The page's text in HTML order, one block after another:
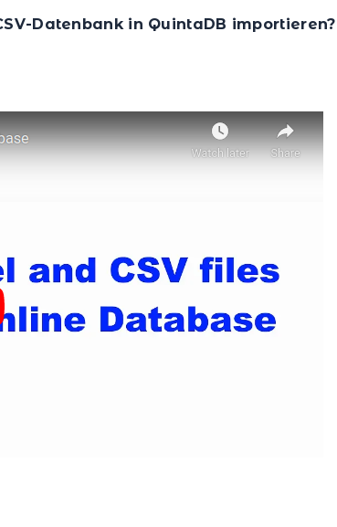
Datenbank in QuintaDB importieren?